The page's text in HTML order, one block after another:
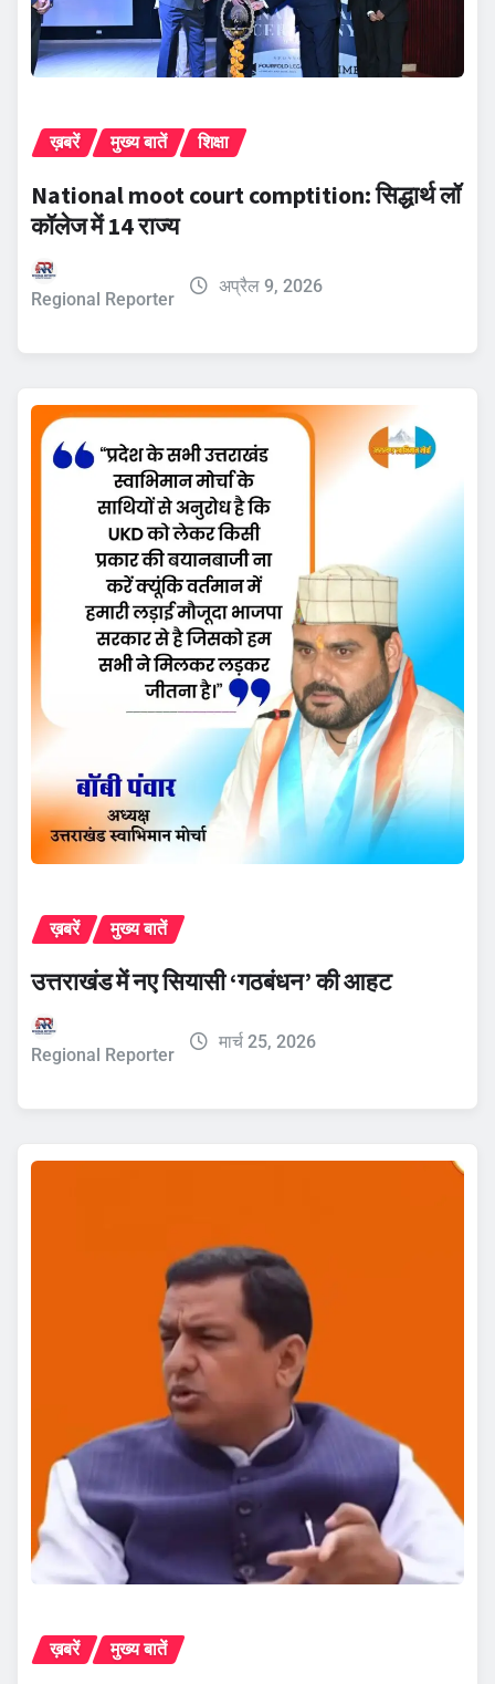
ख़बरें मुख्य बातें शिक्षा
​National moot court comptition: सिद्धार्थ लॉ
कॉलेज में 14 राज्य
Regional Reporter
अप्रैल 9, 2026
ख़बरें मुख्य बातें
उत्तराखंड में नए सियासी ‘गठबंधन’ की आहट
Regional Reporter
मार्च 25, 2026
ख़बरें मुख्य बातें